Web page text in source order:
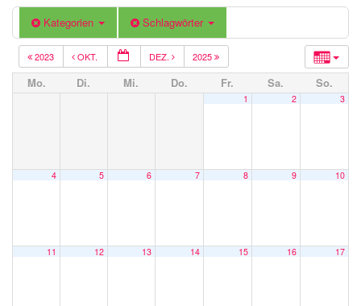
Kategorien Schlagwörter
2023 OKT. DEZ. 2025
Mo. Di. Mi. Do. Fr. Sa. So.
1 2 3
4 5 6 7 8 9 10
11 12 13 14 15 16 17